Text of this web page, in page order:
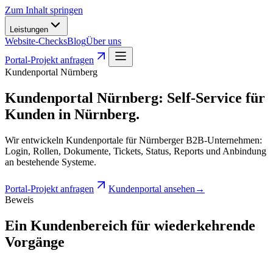
Zum Inhalt springen
Leistungen
Website-ChecksBlogÜber uns
Portal-Projekt anfragen
Kundenportal Nürnberg
Kundenportal Nürnberg: Self-Service für
Kunden in Nürnberg.
Wir entwickeln Kundenportale für Nürnberger B2B-Unternehmen:
Login, Rollen, Dokumente, Tickets, Status, Reports und Anbindung
an bestehende Systeme.
Portal-Projekt anfragen Kundenportal ansehen →
Beweis
Ein Kundenbereich für wiederkehrende
Vorgänge